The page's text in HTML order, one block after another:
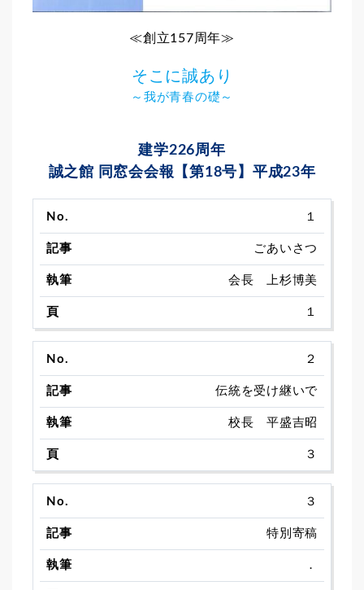
≪創立157周年≫
そこに誠あり
～我が青春の礎～
建学226周年
誠之館 同窓会会報【第18号】平成23年
１
ごあいさつ
会長 上杉博美
１
２
伝統を受け継いで
校長 平盛吉昭
３
３
特別寄稿
．